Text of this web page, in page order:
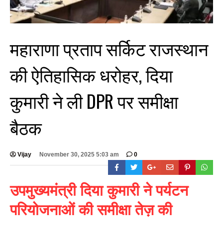
महाराणा प्रताप सर्किट राजस्थान
की ऐतिहासिक धरोहर, दिया
कुमारी ने ली DPR पर समीक्षा
बैठक
Vijay November 30, 2025 5:03 am 0
उपमुख्यमंत्री दिया कुमारी ने पर्यटन
परियोजनाओं की समीक्षा तेज़ की